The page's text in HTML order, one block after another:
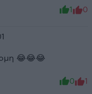
1 0
😂😂😂
0 1